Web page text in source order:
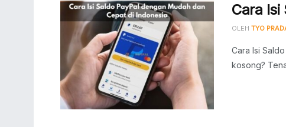
Cara Isi
OLEH TYO
Cara Isi
kosong?